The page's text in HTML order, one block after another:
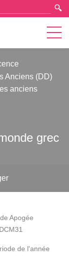
Anciens (DD)
anciens
grec
Apogée
de l'année